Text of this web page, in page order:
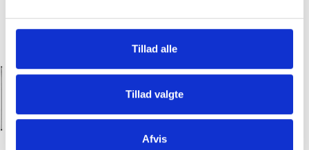
Tillad alle
Tillad valgte
Afvis
Hos Slagter Bob får du premium kød til